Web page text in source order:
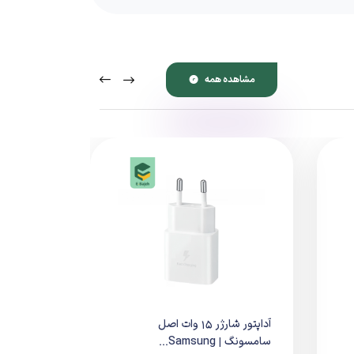
پشتیبانی می‌کند و در صورت استفاده از کابل Type‑C مناسب، می‌تواند گوشی‌های سازگار
مشاهده همه
آداپتور شارژر 15 وات اصل
سامسونگ | Samsung...